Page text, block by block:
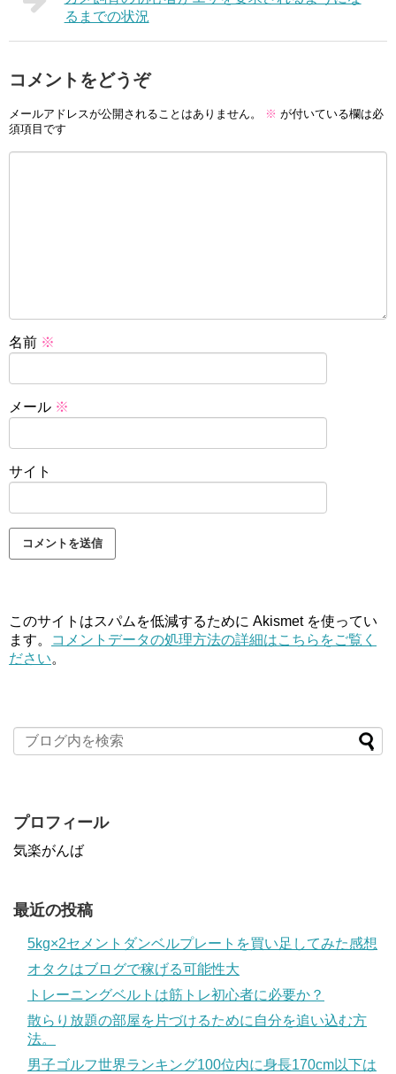
るまでの状況
コメントをどうぞ
メールアドレスが公開されることはありません。 ※ が付いている欄は必
須項目です
名前 ※
メール ※
サイト
このサイトはスパムを低減するために Akismet を使ってい
ます。
コメントデータの処理方法の詳細はこちらをご覧く
ださい。
プロフィール
気楽がんば
最近の投稿
5kg×2セメントダンベルプレートを買い足してみた感想
オタクはブログで稼げる可能性大
トレーニングベルトは筋トレ初心者に必要か？
散らり放題の部屋を片づけるために自分を追い込む方
法。
男子ゴルフ世界ランキング100位内に身長170cm以下は